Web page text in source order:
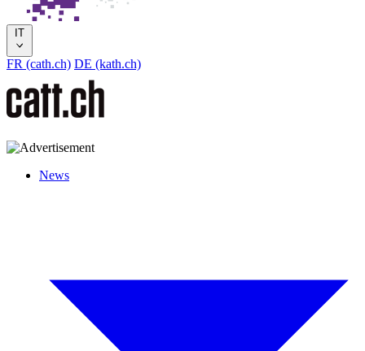
IT
FR (cath.ch) DE (kath.ch)
News